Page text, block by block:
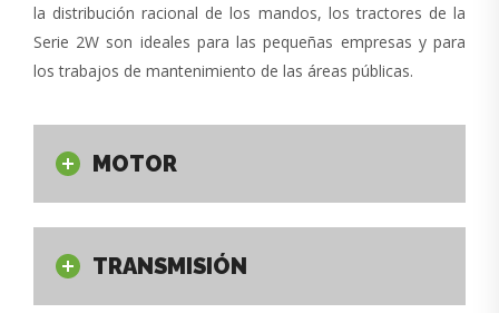
la distribución racional de los mandos, los tractores de la
Serie 2W son ideales para las pequeñas empresas y para
los trabajos de mantenimiento de las áreas públicas.
MOTOR
TRANSMISIÓN